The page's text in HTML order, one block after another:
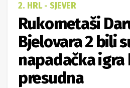
2. HRL - SJEVER
Rukometaši
Bjelovara 2 bili
napadačka igra
presudna